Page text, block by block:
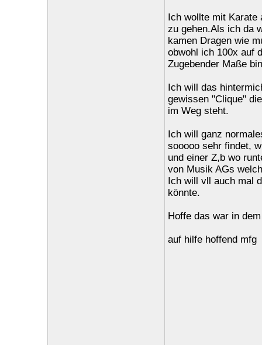
Ich wollte mit Karate
zu gehen.Als ich da
kamen Dragen wie
obwohl ich 100x auf
Zugebender Maße
Ich will das
gewissen "Clique"
im Weg steht.
Ich will ganz
sooooo sehr findet,
und einer Z,b wo
von Musik AGs
Ich will vll auch mal
könnte.
Hoffe das war in
auf hilfe hoffend mfg